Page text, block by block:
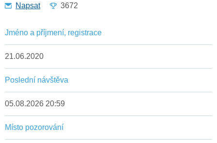
Napsat
3672
Jméno a příjmení, registrace
21.06.2020
Poslední návštěva
05.08.2026 20:59
Místo pozorování